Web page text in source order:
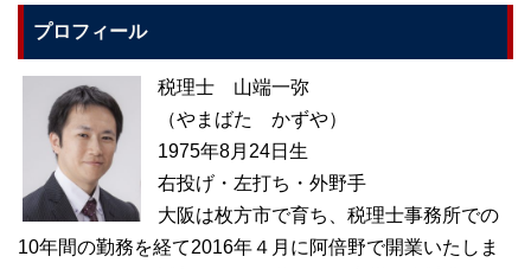
プロフィール
税理士 山端一弥
（やまばた かずや）
1975年8月24日生
右投げ・左打ち・外野手
大阪は枚方市で育ち、税理士事務所での
10年間の勤務を経て2016年４月に阿倍野で開業いたしま